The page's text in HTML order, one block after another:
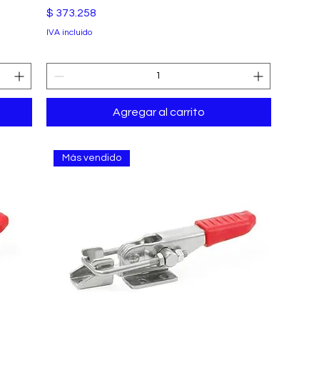
Precio
$ 373.258
IVA incluido
Agregar al carrito
Más vendido